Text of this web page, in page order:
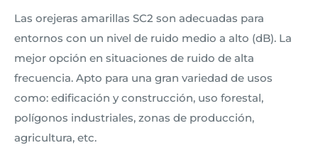
Las orejeras amarillas SC2 son adecuadas para
entornos con un nivel de ruido medio a alto (dB). La
mejor opción en situaciones de ruido de alta
frecuencia. Apto para una gran variedad de usos
como: edificación y construcción, uso forestal,
polígonos industriales, zonas de producción,
agricultura, etc.